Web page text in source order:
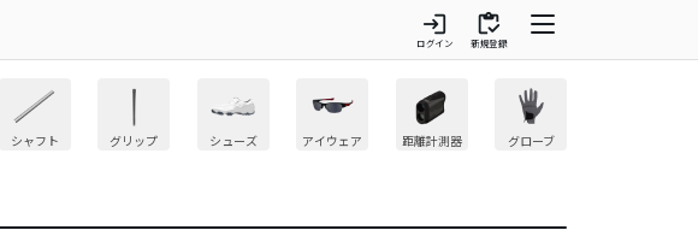
login
ログイン
inventory
新規登録
シャフト グリップ シューズ アイウェア 距離計測器 グローブ